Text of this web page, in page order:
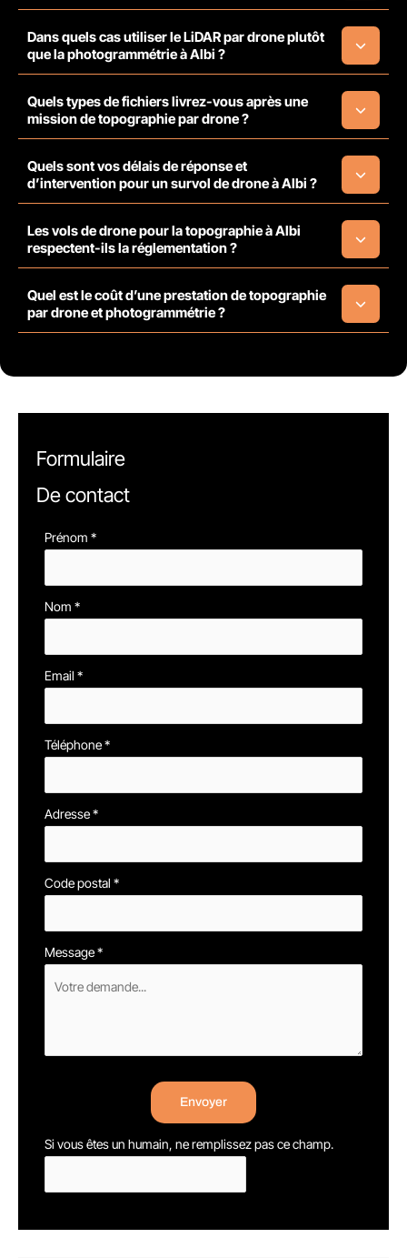
Dans quels cas utiliser le LiDAR par drone plutôt
que la photogrammétrie à Albi ?
Quels types de fichiers livrez-vous après une
mission de topographie par drone ?
Quels sont vos délais de réponse et
d’intervention pour un survol de drone à Albi ?
Les vols de drone pour la topographie à Albi
respectent-ils la réglementation ?
Quel est le coût d’une prestation de topographie
par drone et photogrammétrie ?
Formulaire
De contact
Formulaire
avec
téléphone
Prénom *
Nom *
Email *
Téléphone*
Adresse*
Code postal *
Message*
Envoyer
Si vous êtes un humain, ne remplissez pas ce champ.